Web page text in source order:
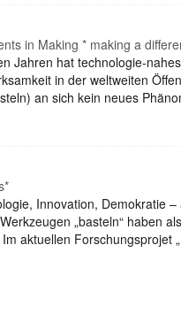
in Making * making a
Jahren hat technologie-
in der weltweiten
an sich kein neues
Innovation, Demokratie
„basteln“ haben
aktuellen Forschungsprojet